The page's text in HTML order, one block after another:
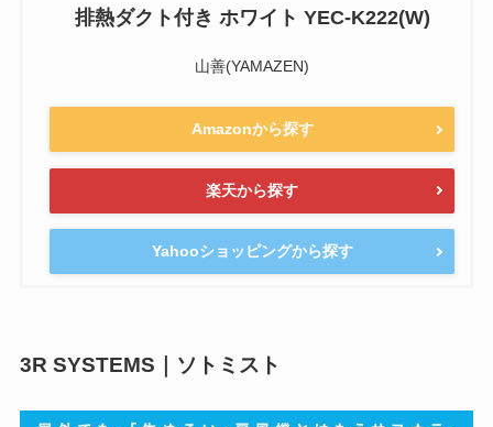
排熱ダクト付き ホワイト YEC-K222(W)
山善(YAMAZEN)
Amazonから探す
楽天から探す
Yahooショッピングから探す
3R SYSTEMS｜ソトミスト